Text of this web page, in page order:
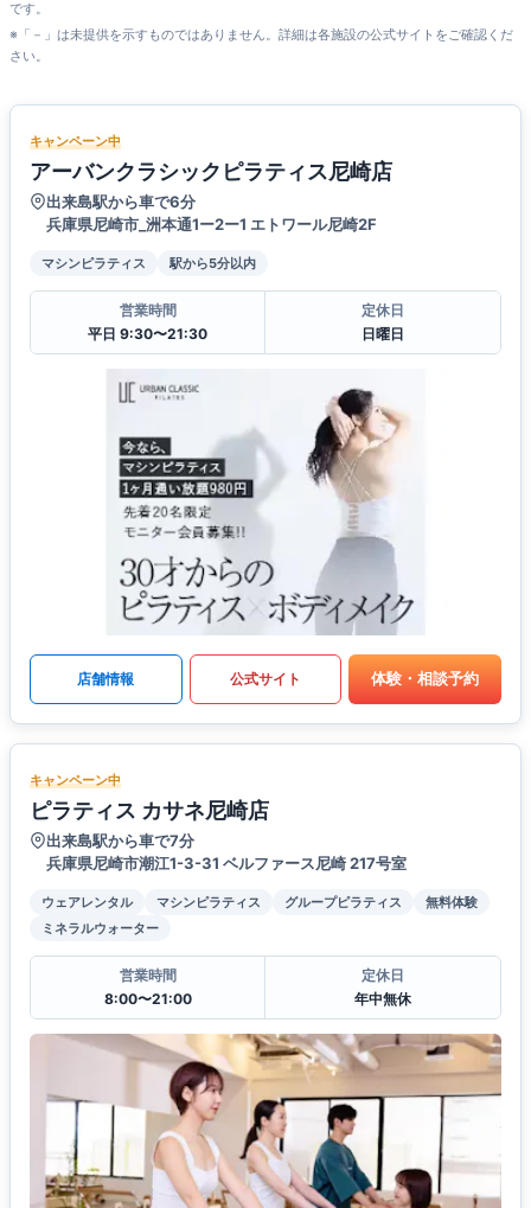
です。
※「－」は未提供を示すものではありません。詳細は各施設の公式サイトをご確認くだ
さい。
キャンペーン中
アーバンクラシックピラティス尼崎店
出来島駅から車で6分
兵庫県尼崎市_洲本通1ー2ー1 エトワール尼崎2F
マシンピラティス 駅から5分以内
営業時間
平日 9:30〜21:30
定休日
日曜日
店舗情報 公式サイト 体験・相談予約
キャンペーン中
ピラティス カサネ尼崎店
出来島駅から車で7分
兵庫県尼崎市潮江1-3-31 ベルファース尼崎 217号室
ウェアレンタル マシンピラティス グループピラティス
無料体験
ミネラルウォーター
営業時間
8:00〜21:00
定休日
年中無休